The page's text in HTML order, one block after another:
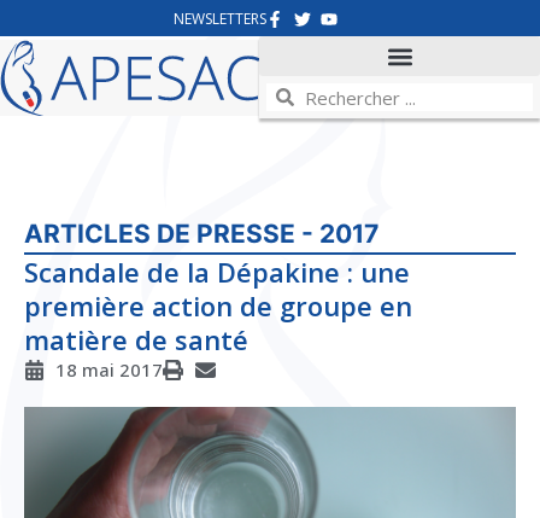
NEWSLETTERS
ARTICLES DE PRESSE - 2017
Scandale de la Dépakine : une
première action de groupe en
matière de santé
18 mai 2017